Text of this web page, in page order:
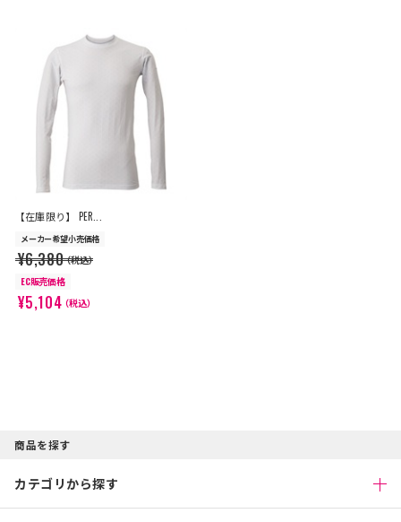
【在庫限り】 PER...
メーカー希望小売価格
¥6,380（税込）
EC販売価格
¥5,104（税込）
商品を探す
カテゴリから探す